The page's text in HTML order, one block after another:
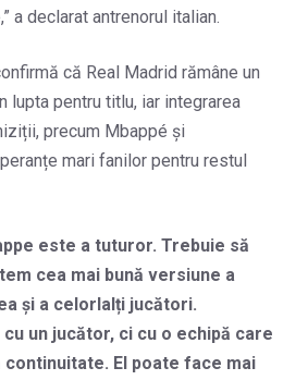
a declarat antrenorul italian.
că Real Madrid rămâne un
lupta pentru titlu, iar integrarea
precum Mbappé și
mari fanilor pentru restul
este a tuturor. Trebuie să
cea mai bună versiune a
și a celorlalți jucători.
un jucător, ci cu o echipă care
continuitate. El poate face mai